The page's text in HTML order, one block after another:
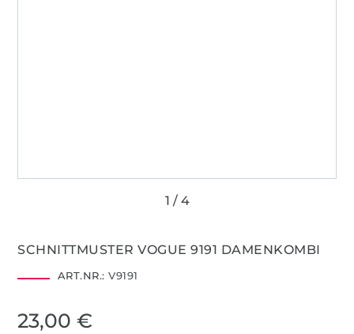
SCHNITTMUSTER VOGUE 9191 DAMENKOMBI
ART.NR.: V9191
23,00 €